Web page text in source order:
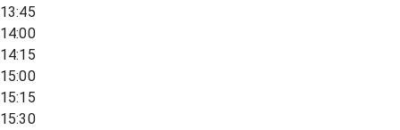
13:45
14:00
14:15
15:00
15:15
15:30